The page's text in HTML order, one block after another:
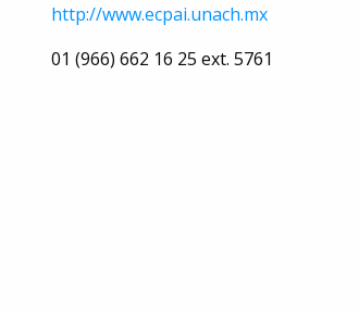
http://www.ecpai.unach.mx
01 (966) 662 16 25 ext. 5761